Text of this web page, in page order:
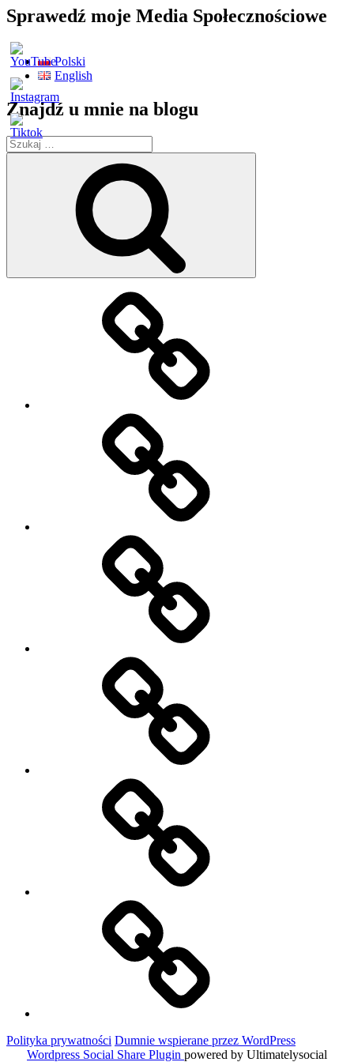
posty
Sprawedź moje Media Społecznościowe
Polski
English
Znajdź u mnie na blogu
Szukaj:
Polityka prywatności Dumnie wspierane przez WordPress
Wordpress Social Share Plugin powered by Ultimatelysocial